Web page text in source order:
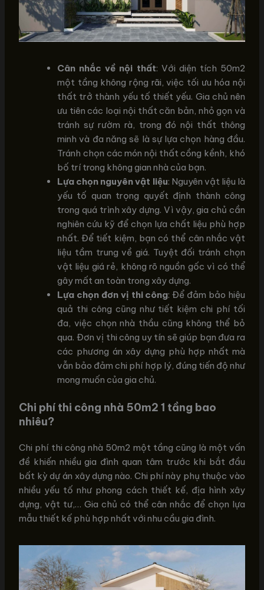
Cân nhắc về nội thất: Với diện tích 50m2
một tầng không rộng rãi, việc tối ưu hóa nội
thất trở thành yếu tố thiết yếu. Gia chủ nên
ưu tiên các loại nội thất căn bản, nhỏ gọn và
tránh sự rườm rà, trong đó nội thất thông
minh và đa năng sẽ là sự lựa chọn hàng đầu.
Tránh chọn các món nội thất cồng kềnh, khó
bố trí trong không gian nhà của bạn.
Lựa chọn nguyên vật liệu: Nguyên vật liệu là
yếu tố quan trọng quyết định thành công
trong quá trình xây dựng. Vì vậy, gia chủ cần
nghiên cứu kỹ để chọn lựa chất liệu phù hợp
nhất. Để tiết kiệm, bạn có thể cân nhắc vật
liệu tầm trung về giá. Tuyệt đối tránh chọn
vật liệu giá rẻ, không rõ nguồn gốc vì có thể
gây mất an toàn trong xây dựng.
Lựa chọn đơn vị thi công: Để đảm bảo hiệu
quả thi công cũng như tiết kiệm chi phí tối
đa, việc chọn nhà thầu cũng không thể bỏ
qua. Đơn vị thi công uy tín sẽ giúp bạn đưa ra
các phương án xây dựng phù hợp nhất mà
vẫn bảo đảm chi phí hợp lý, đúng tiến độ như
mong muốn của gia chủ.
Chi phí thi công nhà 50m2 1 tầng bao
nhiêu?
Chi phí thi công nhà 50m2 một tầng cũng là một vấn
đề khiến nhiều gia đình quan tâm trước khi bắt đầu
bất kỳ dự án xây dựng nào. Chi phí này phụ thuộc vào
nhiều yếu tố như phong cách thiết kế, địa hình xây
dựng, vật tư,… Gia chủ có thể cân nhắc để chọn lựa
mẫu thiết kế phù hợp nhất với nhu cầu gia đình.